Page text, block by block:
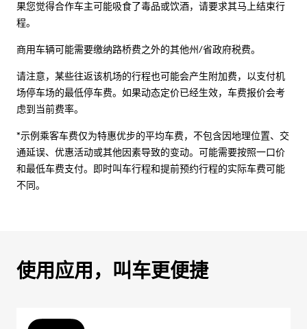
果您觉得合作车主可能吸食了毒品或饮酒，请要求其马上结束行
程。
商用车辆可能需要缴纳路桥费之外的其他州/省政府税费。
请注意，某些往返该机场的行程也可能会产生附加费，以支付机
场停车场的最低停车费。如果动态定价已经生效，车费报价会考
虑到当前费率。
*示例乘客车费仅为特惠优步的平均车费，不包含因地理位置、交
通延误、优惠活动或其他因素导致的变动。可能需要按照一口价
和最低车费支付。即时叫车行程和提前预约行程的实际车费可能
不同。
使用应用，叫车更便捷